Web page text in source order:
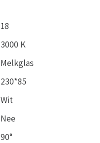
18
3000 K
Melkglas
230*85
Wit
Nee
90°